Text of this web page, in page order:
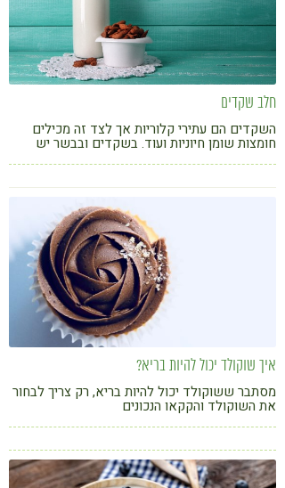
חלב שקדים
השקדים הם עתירי קלוריות אך לצד זה מכילים
חומצות שומן חיוניות ועוד. בשקדים ובבשר יש
איך שוקולד יכול להיות בריא?
מסתבר ששוקולד יכול להיות בריא, רק צריך לבחור
את השוקולד והקקאו הנכונים